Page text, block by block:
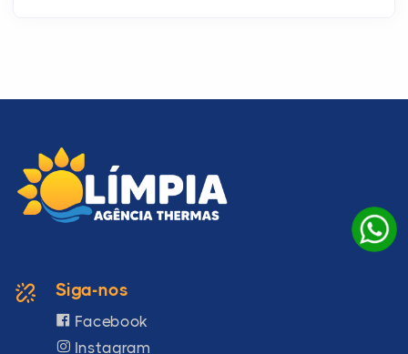
Siga-nos
Facebook
Instagram